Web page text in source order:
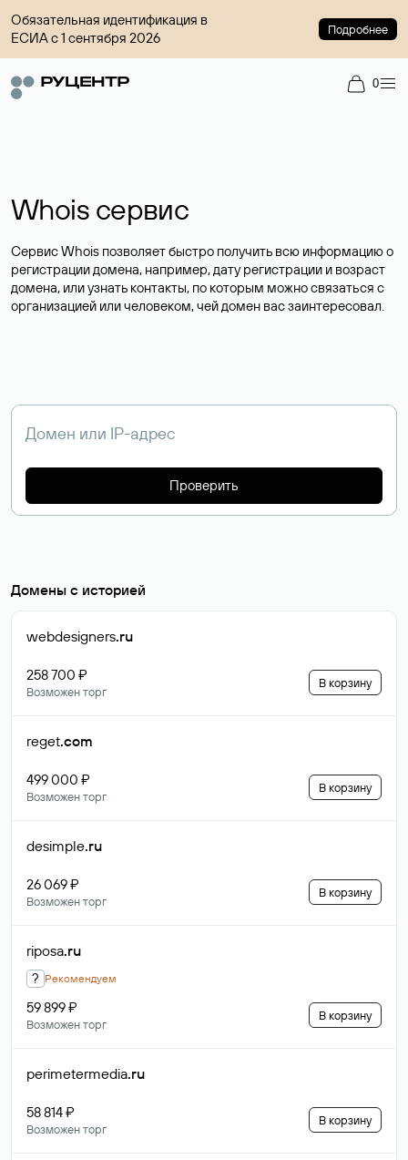
Обязательная идентификация в
ЕСИА с 1 сентября 2026
Подробнее
0
Whois сервис
Сервис Whois позволяет быстро получить всю информацию о
регистрации домена, например, дату регистрации и возраст
домена, или узнать контакты, по которым можно связаться с
организацией или человеком, чей домен вас заинтересовал.
Проверить
Домены с историей
webdesigners.ru
258 700 ₽
Возможен торг
В корзину
reget.com
499 000 ₽
Возможен торг
В корзину
desimple.ru
26 069 ₽
Возможен торг
В корзину
riposa.ru
? Рекомендуем
59 899 ₽
Возможен торг
В корзину
perimetermedia.ru
58 814 ₽
Возможен торг
В корзину